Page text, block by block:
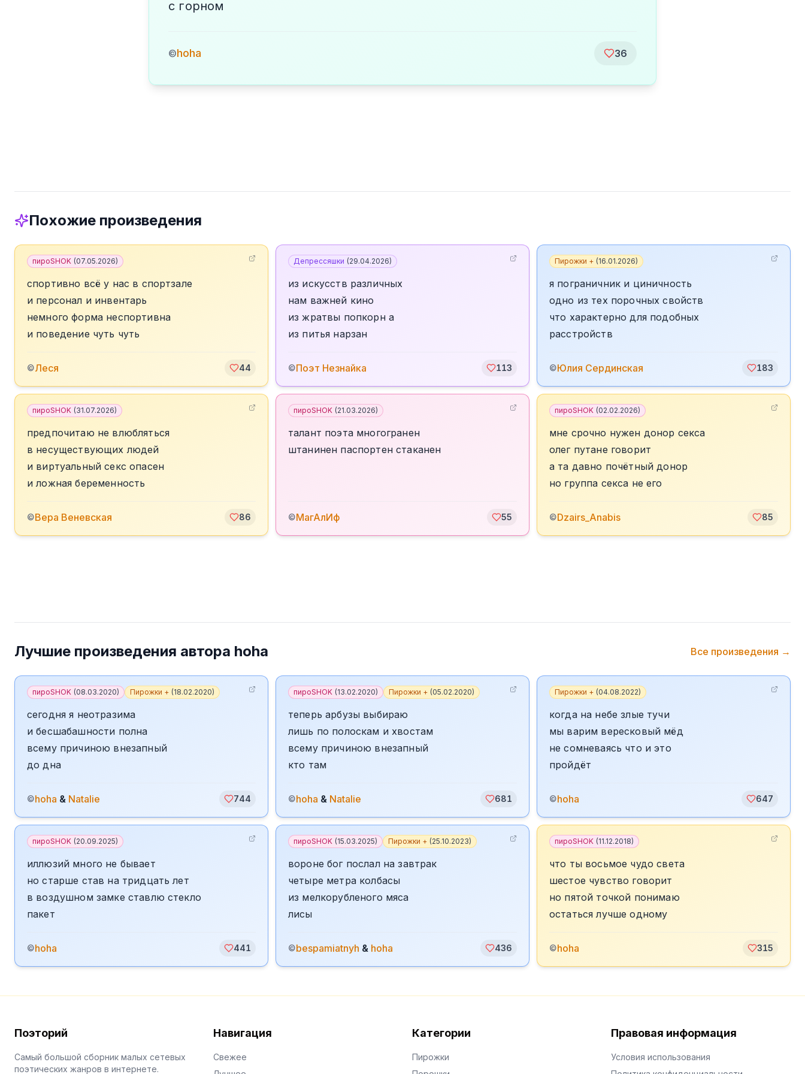
с горном
©hoha 36
Похожие произведения
пироSHOK (07.05.2026)
спортивно всё у нас в спортзале
и персонал и инвентарь
немного форма неспортивна
и поведение чуть чуть
©Леся 44
Депрессяшки (29.04.2026)
из искусств различных
нам важней кино
из жратвы попкорн а
из питья нарзан
©Поэт Незнайка 113
Пирожки + (16.01.2026)
я пограничник и циничность
одно из тех порочных свойств
что характерно для подобных
расстройств
©Юлия Сердинская 183
пироSHOK (31.07.2026)
предпочитаю не влюбляться
в несуществующих людей
и виртуальный секс опасен
и ложная беременность
©Вера Веневская 86
пироSHOK (21.03.2026)
талант поэта многогранен
штанинен паспортен стаканен
©МагАлИф 55
пироSHOK (02.02.2026)
мне срочно нужен донор секса
олег путане говорит
а та давно почётный донор
но группа секса не его
©Dzairs_Anabis 85
Лучшие произведения автора hoha Все произведения →
пироSHOK (08.03.2020) Пирожки + (18.02.2020)
сегодня я неотразима
и бесшабашности полна
всему причиною внезапный
до дна
©hoha & Natalie 744
пироSHOK (13.02.2020) Пирожки + (05.02.2020)
теперь арбузы выбираю
лишь по полоскам и хвостам
всему причиною внезапный
кто там
©hoha & Natalie 681
Пирожки + (04.08.2022)
когда на небе злые тучи
мы варим вересковый мёд
не сомневаясь что и это
пройдёт
©hoha 647
пироSHOK (20.09.2025)
иллюзий много не бывает
но старше став на тридцать лет
в воздушном замке ставлю стекло
пакет
©hoha 441
пироSHOK (15.03.2025) Пирожки + (25.10.2023)
вороне бог послал на завтрак
четыре метра колбасы
из мелкорубленого мяса
лисы
©bespamiatnyh & hoha 436
пироSHOK (11.12.2018)
что ты восьмое чудо света
шестое чувство говорит
но пятой точкой понимаю
остаться лучше одному
©hoha 315
Поэторий
Самый большой сборник малых сетевых
поэтических жанров в интернете.
Навигация
Свежее
Категории
Пирожки
Правовая информация
Условия использования